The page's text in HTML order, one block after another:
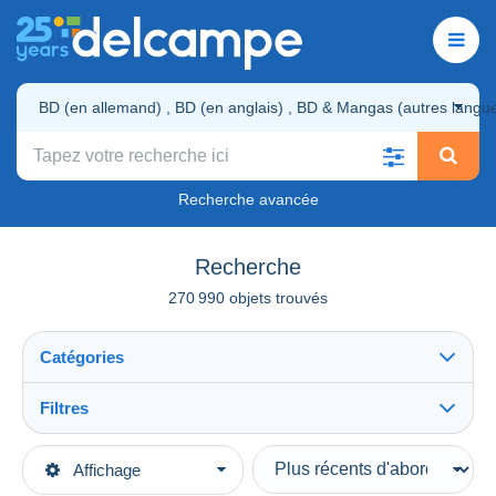
Recherche avancée
Recherche
270 990 objets trouvés
Affichage
Catégories
270 990
Filtres
Types de vente